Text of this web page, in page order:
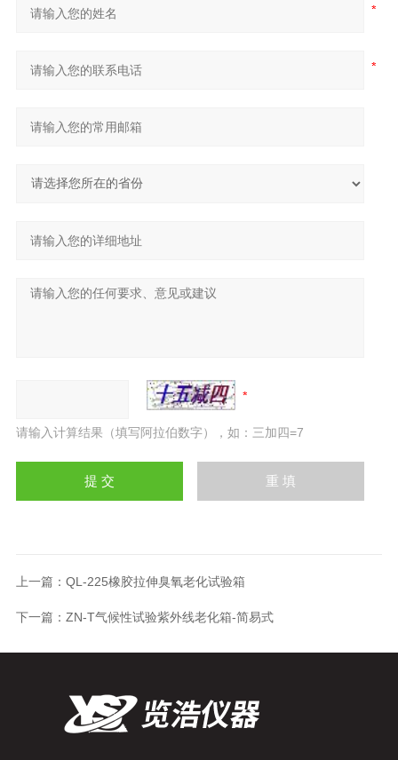
请输入计算结果（填写阿拉伯数字），如：三加四=7
上一篇： QL-225橡胶拉伸臭氧老化试验箱
下一篇： ZN-T气候性试验紫外线老化箱-简易式